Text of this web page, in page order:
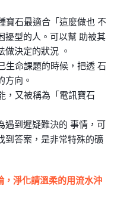
寶石最適合「這麼做也 不
擾型的人。可以幫 助被其
做決定的狀況 。
生命課題的時候，把透 石
方向。
，又被稱為「電訊寶石
遇到遲疑難決的 事情，可
到答案，是非常特殊的礦
，淨化請溫柔的用流水沖